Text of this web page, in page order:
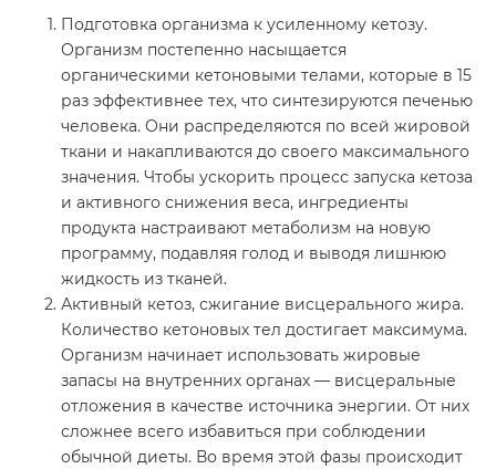
Подготовка организма к усиленному кетозу.
Организм постепенно насыщается
органическими кетоновыми телами, которые в 15
раз эффективнее тех, что синтезируются печенью
человека. Они распределяются по всей жировой
ткани и накапливаются до своего максимального
значения. Чтобы ускорить процесс запуска кетоза
и активного снижения веса, ингредиенты
продукта настраивают метаболизм на новую
программу, подавляя голод и выводя лишнюю
жидкость из тканей.
Активный кетоз, сжигание висцерального жира.
Количество кетоновых тел достигает максимума.
Организм начинает использовать жировые
запасы на внутренних органах — висцеральные
отложения в качестве источника энергии. От них
сложнее всего избавиться при соблюдении
обычной диеты. Во время этой фазы происходит